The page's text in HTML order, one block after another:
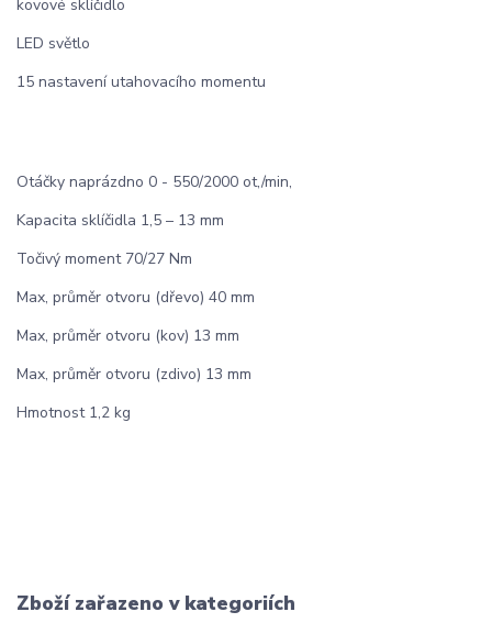
kovové sklíčidlo
LED světlo
15 nastavení utahovacího momentu
Otáčky naprázdno 0 - 550/2000 ot,/min,
Kapacita sklíčidla 1,5 – 13 mm
Točivý moment 70/27 Nm
Max, průměr otvoru (dřevo) 40 mm
Max, průměr otvoru (kov) 13 mm
Max, průměr otvoru (zdivo) 13 mm
Hmotnost 1,2 kg
Zboží zařazeno v kategoriích